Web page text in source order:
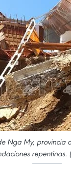
Nga My,
repentinas.